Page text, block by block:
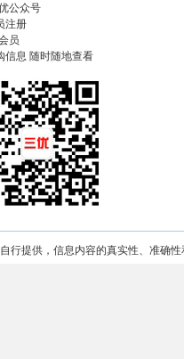
公众号
注册
员
信息 随时随地查看
行提供，信息内容的真实性、准确